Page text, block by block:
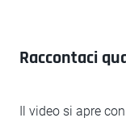
Raccontaci
Il video si apre